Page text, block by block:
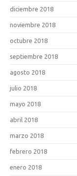
diciembre 2018
noviembre 2018
octubre 2018
septiembre 2018
agosto 2018
julio 2018
mayo 2018
abril 2018
marzo 2018
febrero 2018
enero 2018